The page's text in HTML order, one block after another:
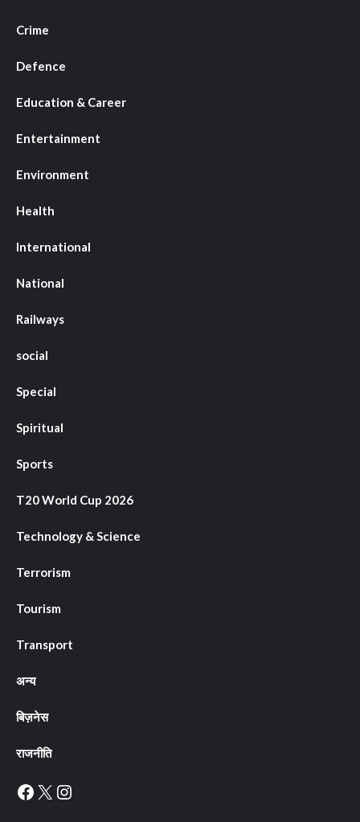
Crime
Defence
Education & Career
Entertainment
Environment
Health
International
National
Railways
social
Special
Spiritual
Sports
T20 World Cup 2026
Technology & Science
Terrorism
Tourism
Transport
अन्य
बिज़नेस
राजनीति
Facebook
X Instagram